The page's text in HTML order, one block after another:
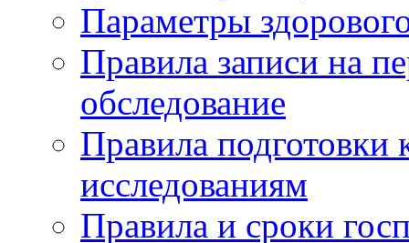
Параметры
Правила записи на
обследование
Правила подготовки
исследованиям
Правила и сроки